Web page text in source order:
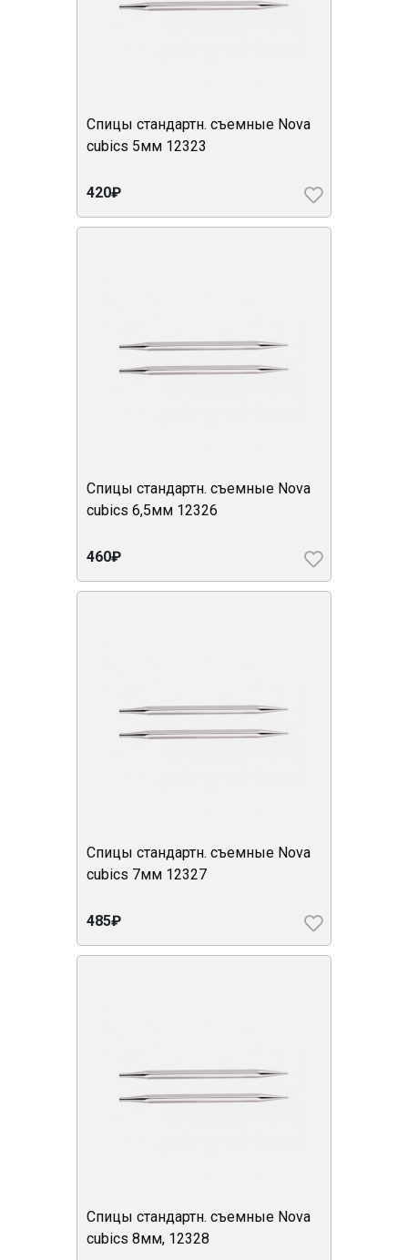
Спицы стандартн. съемные Nova
cubics 5мм 12323
420₽
Спицы стандартн. съемные Nova
cubics 6,5мм 12326
460₽
Спицы стандартн. съемные Nova
cubics 7мм 12327
485₽
Спицы стандартн. съемные Nova
cubics 8мм, 12328